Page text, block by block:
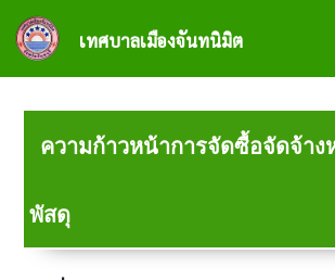
ข้ามไปยังเนื้อหาหลัก
เทศบาลเมืองจันทนิมิต
ความก้าวหน้าการจัดซื้อจัดจ้าง
พัสดุ